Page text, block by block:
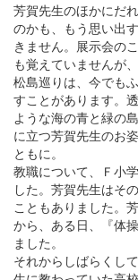
芳賀先生のほかにだ
のかも、もう思い出
きません。展示会の
も覚えていませんが
松島巡りは、今でも
すことがあります。
ような海の青と緑の
に立つ芳賀先生のお
ともに。
教職について、Ｆ小
した。芳賀先生はそ
こともありました。
から、ある日、『体
ました。
それからしばらくし